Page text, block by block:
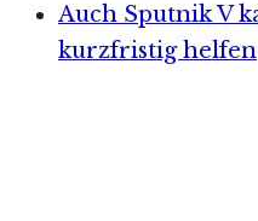
Auch Sputnik V
kurzfristig helfen